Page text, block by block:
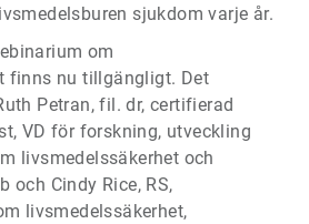
sjukdom varje år.
om
finns nu tillgängligt. Det
Petran, fil. dr, certifierad
VD för forskning, utveckling
livsmedelssäkerhet och
och Cindy Rice, RS,
livsmedelssäkerhet,